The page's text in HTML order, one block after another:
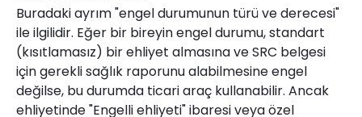
Buradaki ayrım "engel durumunun türü ve derecesi"
ile ilgilidir. Eğer bir bireyin engel durumu, standart
(kısıtlamasız) bir ehliyet almasına ve SRC belgesi
için gerekli sağlık raporunu alabilmesine engel
değilse, bu durumda ticari araç kullanabilir. Ancak
ehliyetinde "Engelli ehliyeti" ibaresi veya özel